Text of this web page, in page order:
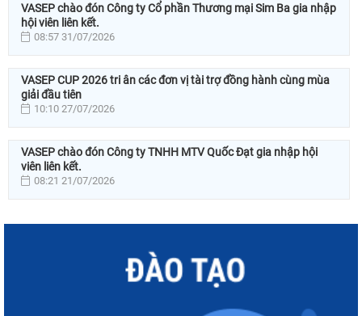
VASEP chào đón Công ty Cổ phần Thương mại Sim Ba gia nhập
hội viên liên kết.
08:57 31/07/2026
VASEP CUP 2026 tri ân các đơn vị tài trợ đồng hành cùng mùa
giải đầu tiên
10:10 27/07/2026
VASEP chào đón Công ty TNHH MTV Quốc Đạt gia nhập hội
viên liên kết.
08:21 21/07/2026